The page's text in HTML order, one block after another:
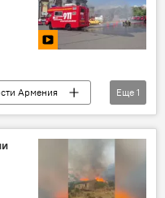
Армения
Еще 1